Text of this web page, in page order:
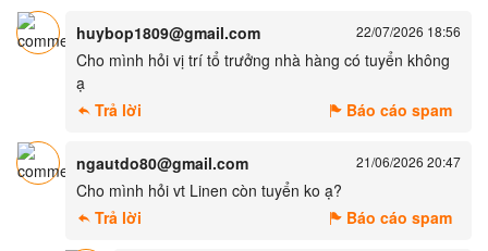
huybop1809@gmail.com 22/07/2026 18:56
Cho mình hỏi vị trí tổ trưởng nhà hàng có tuyển không
ạ
Trả lời
Báo cáo spam
ngautdo80@gmail.com 21/06/2026 20:47
Cho mình hỏi vt Linen còn tuyển ko ạ?
Trả lời
Báo cáo spam